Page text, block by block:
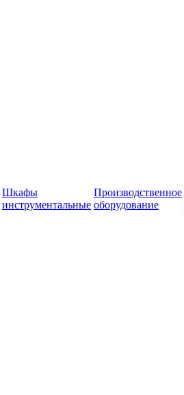
Шкафы
инструментальные
Производственное
оборудование